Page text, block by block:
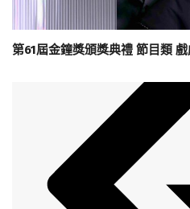
第61屆金鐘獎頒獎典禮 節目類